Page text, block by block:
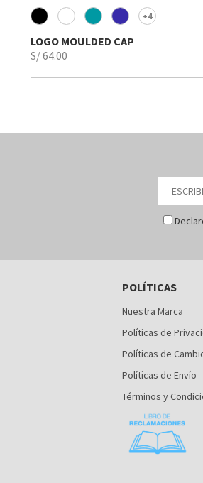
+4
LOGO MOULDED CAP
S/ 64.00
POLÍTICAS
Nuestra Marca
Políticas de
Políticas de
Políticas de Envío
Términos y